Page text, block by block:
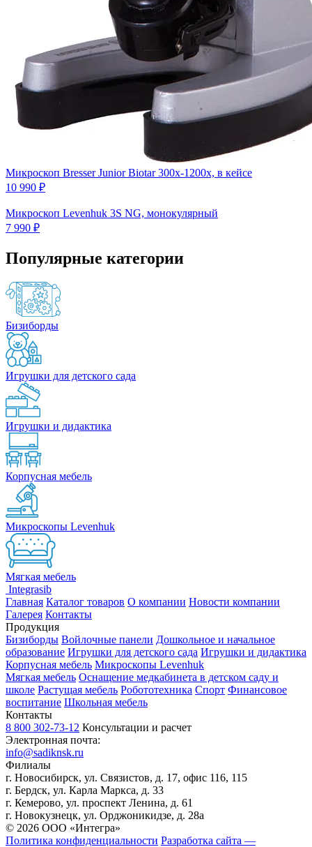
Микроскоп Bresser Junior Biotar 300x-1200x, в кейсе
10 990 ₽
Микроскоп Levenhuk 3S NG, монокулярный
7 990 ₽
Популярные категории
Бизиборды
Игрушки для детского сада
Игрушки и дидактика
Корпусная мебель
Микроскопы Levenhuk
Мягкая мебель
Integrasib
Главная Каталог товаров О компании Новости компании
Галерея Контакты
Продукция
Бизиборды Войлочные панели Дошкольное и начальное
образование Игрушки для детского сада Игрушки и дидактика
Корпусная мебель Микроскопы Levenhuk
Мягкая мебель Оснащение медкабинета в детском саду и
школе Растущая мебель Робототехника Спорт Финансовое
воспитание Школьная мебель
Контакты
8 800 302-73-12 Консультации и расчет
Электронная почта:
info@sadiknsk.ru
Филиалы
г. Новосибирск, ул. Связистов, д. 17, офис 116, 115
г. Бердск, ул. Карла Маркса, д. 33
г. Кемерово, ул. проспект Ленина, д. 61
г. Новокузнецк, ул. ​Орджоникидзе, д. 28а
© 2026 ООО «Интегра»
Политика конфиденциальности Разработка сайта —